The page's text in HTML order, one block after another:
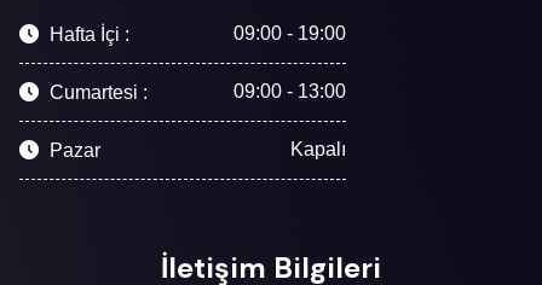
Hafta İçi : 09:00 - 19:00
Cumartesi : 09:00 - 13:00
Pazar Kapalı
İletişim Bilgileri